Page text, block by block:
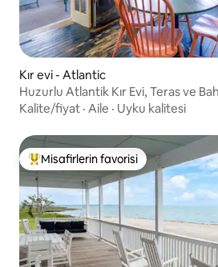
Kır evi - Atlantic
Huzurlu Atlantik Kır Evi, Teras ve
Kalite/fiyat · Aile · Uyku kalitesi
Misafirlerin favorilerinden en
Misafirlerin favorisi